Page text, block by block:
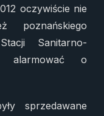
oczywiście nie
poznańskiego
Sanitarno-
alarmować o
sprzedawane